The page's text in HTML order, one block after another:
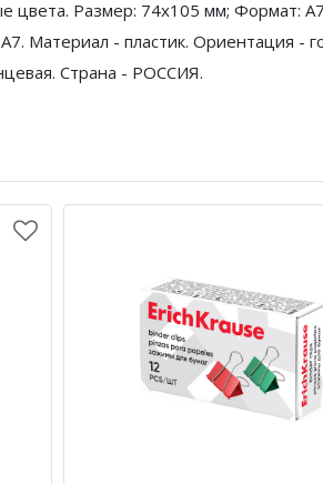
Размер: 74х105 мм; Формат:
Материал - пластик. Ориентация -
Страна - РОССИЯ.